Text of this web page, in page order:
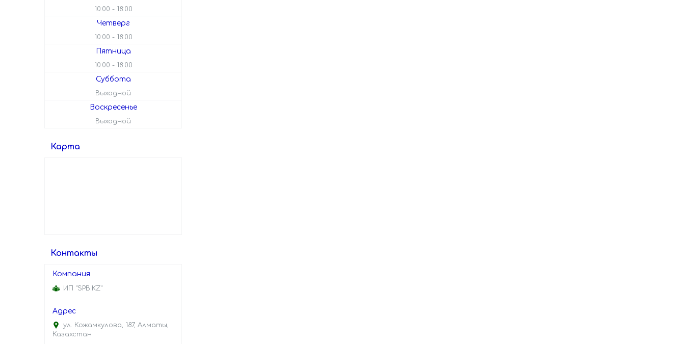
10:00 18:00
Четверг
10:00 18:00
Пятница
10:00 18:00
Суббота
Выходной
Воскресенье
Выходной
Карта
Контакты
ИП "SPB.KZ"
ул. Кожамкулова, 187, Алматы,
Казахстан